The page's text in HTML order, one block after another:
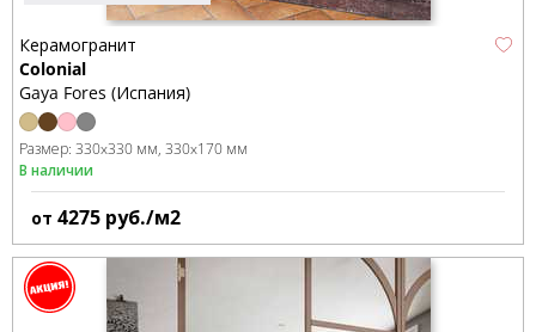
Керамогранит
Colonial
Gaya Fores (Испания)
Размер: 330x330 мм 330x170 мм
В наличии
от 4275 руб./м2